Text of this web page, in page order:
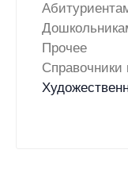
Прочее
Справочники